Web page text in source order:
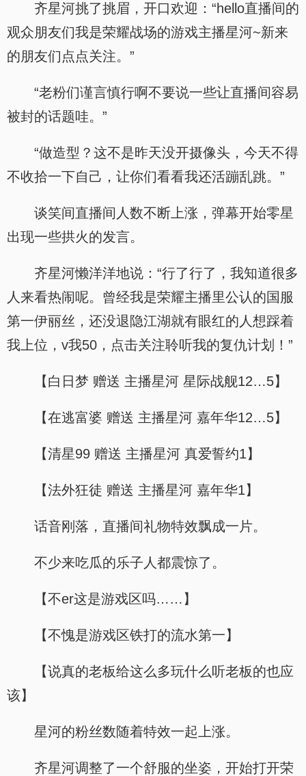
齐星河挑了挑眉，开口欢迎：“hello直播间的
观众朋友们我是荣耀战场的游戏主播星河~新来
的朋友们点点关注。”
“老粉们谨言慎行啊不要说一些让直播间容易
被封的话题哇。”
“做造型？这不是昨天没开摄像头，今天不得
不收拾一下自己，让你们看看我还活蹦乱跳。”
谈笑间直播间人数不断上涨，弹幕开始零星
出现一些拱火的发言。
齐星河懒洋洋地说：“行了行了，我知道很多
人来看热闹呢。曾经我是荣耀主播里公认的国服
第一伊丽丝，还没退隐江湖就有眼红的人想踩着
我上位，v我50，点击关注聆听我的复仇计划！”
【白日梦 赠送 主播星河 星际战舰12…5】
【在逃富婆 赠送 主播星河 嘉年华12…5】
【清星99 赠送 主播星河 真爱誓约1】
【法外狂徒 赠送 主播星河 嘉年华1】
话音刚落，直播间礼物特效飘成一片。
不少来吃瓜的乐子人都震惊了。
【不er这是游戏区吗……】
【不愧是游戏区铁打的流水第一】
【说真的老板给这么多玩什么听老板的也应
该】
星河的粉丝数随着特效一起上涨。
齐星河调整了一个舒服的坐姿，开始打开荣